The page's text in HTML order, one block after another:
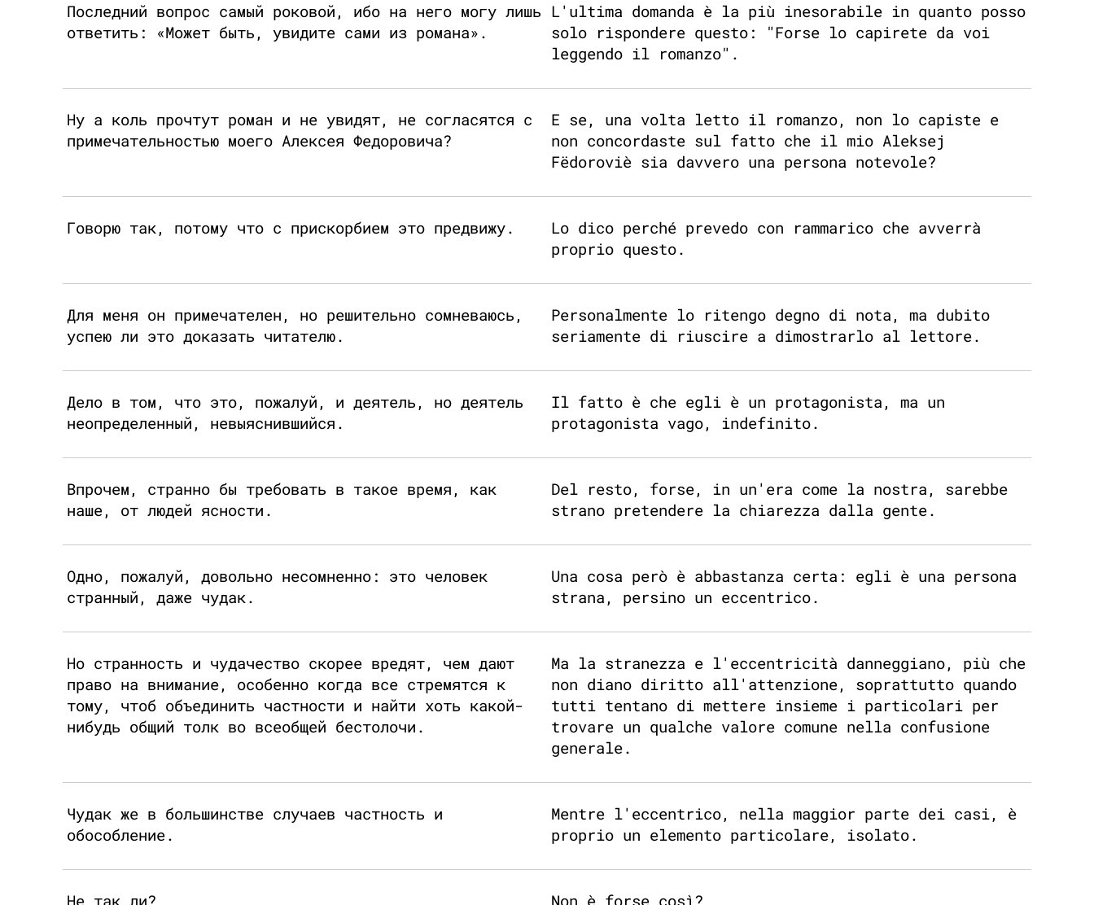
Последний вопрос самый роковой, ибо на него могу лишь
ответить: «Может быть, увидите сами из романа».
L'ultima domanda è la più inesorabile in quanto posso
solo rispondere questo: "Forse lo capirete da voi
leggendo il romanzo".
Ну а коль прочтут роман и не увидят, не согласятся с
примечательностью моего Алексея Федоровича?
E se, una volta letto il romanzo, non lo capiste e
non concordaste sul fatto che il mio Aleksej
Fëdoroviè sia davvero una persona notevole?
Говорю так, потому что с прискорбием это предвижу.
Lo dico perché prevedo con rammarico che avverrà
proprio questo.
Для меня он примечателен, но решительно сомневаюсь,
успею ли это доказать читателю.
Personalmente lo ritengo degno di nota, ma dubito
seriamente di riuscire a dimostrarlo al lettore.
Дело в том, что это, пожалуй, и деятель, но деятель
неопределенный, невыяснившийся.
Il fatto è che egli è un protagonista, ma un
protagonista vago, indefinito.
Впрочем, странно бы требовать в такое время, как
наше, от людей ясности.
Del resto, forse, in un'era come la nostra, sarebbe
strano pretendere la chiarezza dalla gente.
Одно, пожалуй, довольно несомненно: это человек
странный, даже чудак.
Una cosa però è abbastanza certa: egli è una persona
strana, persino un eccentrico.
Но странность и чудачество скорее вредят, чем дают
право на внимание, особенно когда все стремятся к
тому, чтоб объединить частности и найти хоть какой-
нибудь общий толк во всеобщей бестолочи.
Ma la stranezza e l'eccentricità danneggiano, più che
non diano diritto all'attenzione, soprattutto quando
tutti tentano di mettere insieme i particolari per
trovare un qualche valore comune nella confusione
generale.
Чудак же в большинстве случаев частность и
обособление.
Mentre l'eccentrico, nella maggior parte dei casi, è
proprio un elemento particolare, isolato.
Не так ли? Non è forse così?